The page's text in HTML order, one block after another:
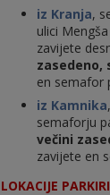
iz Kranja,
ulici
zavijete
zasedeno,
en semafor
iz Kamnika
semaforju
večini
zavijete en
LOKACIJE